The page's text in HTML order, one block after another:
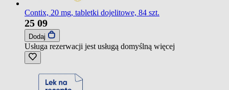
Contix, 20 mg, tabletki dojelitowe, 84 szt.
25 09
Dodaj
Usługa rezerwacji jest usługą domyślną więcej